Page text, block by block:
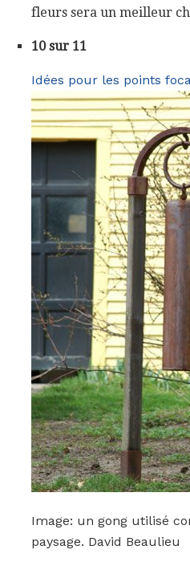
fleurs sera un meilleur
10 sur 11
Idées pour les points
Image: un gong utilisé
paysage. David Beaulieu